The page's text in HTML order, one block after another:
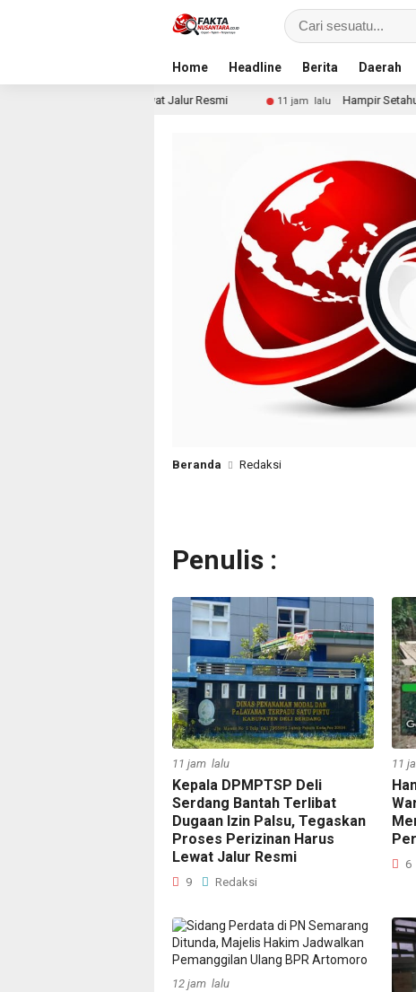
Home Headline Berita Daerah
Harus Lewat Jalur Resmi 11 jam lalu Hampir Setahun
Beranda Redaksi
Penulis :
11 jam lalu
Kepala DPMPTSP Deli
Serdang Bantah Terlibat
Dugaan Izin Palsu, Tegaskan
Proses Perizinan Harus
Lewat Jalur Resmi
9 Redaksi
11
6
12 jam lalu